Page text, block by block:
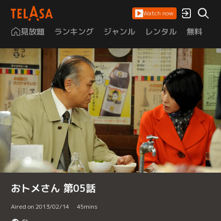
Watch now
見放題 ランキング ジャンル レンタル 無料
おトメさん 第05話
Aired on 2013/02/14 45mins